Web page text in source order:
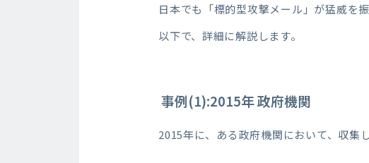
日本でも「標的型攻撃メール」が猛威を
以下で、詳細に解説します。
事例(1):2015年 政府機関
2015年に、ある政府機関において、収集